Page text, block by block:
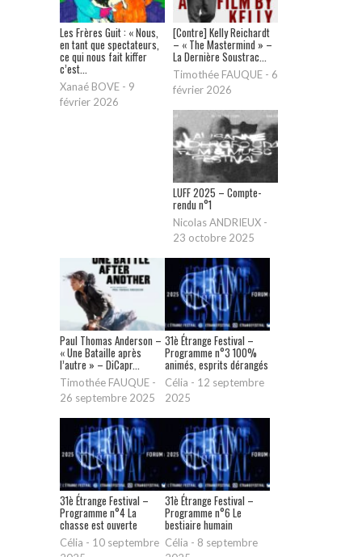
Les Frères Guit : « Nous,
en tant que spectateurs,
ce qui nous fait kiffer
c’est...
Xanaé BOVE - 9
février 2026
[Contre] Kelly Reichardt
– « The Mastermind » –
La Dernière Soustrac...
Timothée FAUQUE - 6
février 2026
LUFF 2025 – Compte-
rendu n°1
Nicolas ANDRIEUX -
23 octobre 2025
Paul Thomas Anderson –
« Une Bataille après
l’autre » – DiCapr...
Timothée FAUQUE -
26 septembre 2025
31è Étrange Festival –
Programme n°3 100%
animés, esprits dérangés
Célia - 12 septembre
2025
31è Étrange Festival –
Programme n°4 La
chasse est ouverte
Célia - 10 septembre
31è Étrange Festival –
Programme n°6 Le
bestiaire humain
Célia - 8 septembre